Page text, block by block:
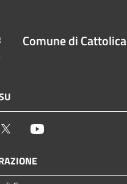
Comune di Cattolica
Twitter